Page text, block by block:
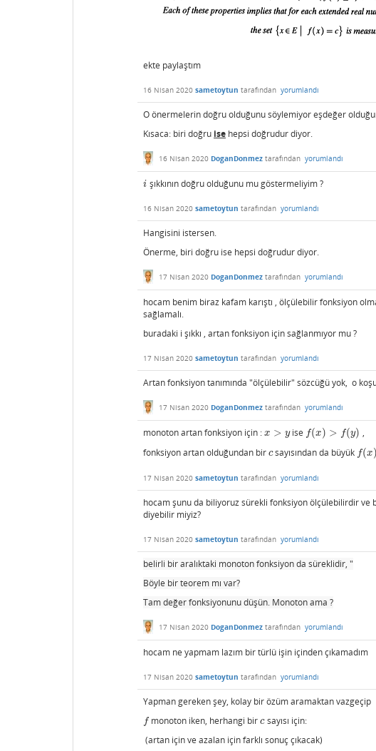
ekte paylaştım
16 Nisan 2020 sametoytun tarafından yorumlandı
O önermelerin doğru olduğunu söylemiyor eşdeğer
Kısaca: biri doğru ise hepsi doğrudur diyor.
16 Nisan 2020 DoganDonmez tarafından yorumlandı
i
i şıkkının doğru olduğunu mu göstermeliyim ?
16 Nisan 2020 sametoytun tarafından yorumlandı
Hangisini istersen.
Önerme, biri doğru ise hepsi doğrudur diyor.
17 Nisan 2020 DoganDonmez tarafından yorumlandı
hocam benim biraz kafam karıştı , ölçülebilir fonksiyon
sağlamalı.
buradaki i şıkkı , artan fonksiyon için sağlanmıyor mu ?
17 Nisan 2020 sametoytun tarafından yorumlandı
Artan fonksiyon tanımında "ölçülebilir" sözcüğü yok, o
17 Nisan 2020 DoganDonmez tarafından yorumlandı
monoton artan fonksiyon için : x > y
x> y ise f(x) > f(y)
f(x)>f y)
,
fonksiyon artan olduğundan bir c
csayısından da büyük f(x)
f(x)
17 Nisan 2020 sametoytun tarafından yorumlandı
hocam şunu da biliyoruz sürekli fonksiyon ölçülebilirdir
diyebilir miyiz?
17 Nisan 2020 sametoytun tarafından yorumlandı
belirli bir aralıktaki monoton fonksiyon da süreklidir, "
Böyle bir teorem mı var?
Tam değer fonksiyonunu düşün. Monoton ama ?
17 Nisan 2020 DoganDonmez tarafından yorumlandı
hocam ne yapmam lazım bir türlü işin içinden çıkamadım
17 Nisan 2020 sametoytun tarafından yorumlandı
Yapman gereken şey, kolay bir özüm aramaktan vazgeçip
f
f monoton iken, herhangi birc
csayısı için:
(artan için ve azalan için farklı sonuç çıkacak)